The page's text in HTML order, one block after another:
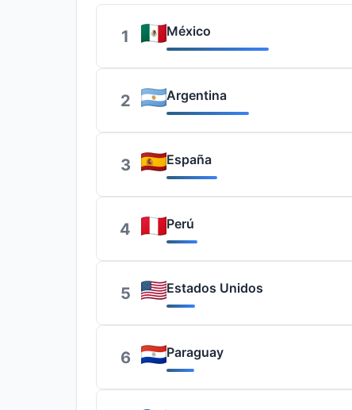
1 México
2 Argentina
3 España
4 Perú
5 Estados Unidos
6 Paraguay